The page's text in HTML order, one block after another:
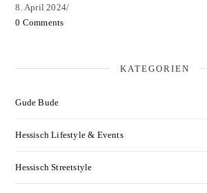
8. April 2024/
0 Comments
KATEGORIEN
Gude Bude
Hessisch Lifestyle & Events
Hessisch Streetstyle